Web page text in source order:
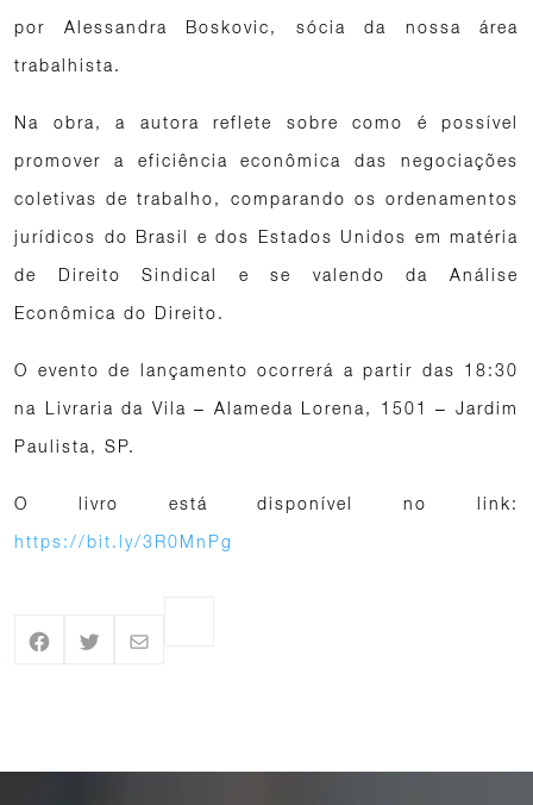
por Alessandra Boskovic, sócia da nossa área
trabalhista.
Na obra, a autora reflete sobre como é possível
promover a eficiência econômica das negociações
coletivas de trabalho, comparando os ordenamentos
jurídicos do Brasil e dos Estados Unidos em matéria
de Direito Sindical e se valendo da Análise
Econômica do Direito.
O evento de lançamento ocorrerá a partir das 18:30
na Livraria da Vila – Alameda Lorena, 1501 – Jardim
Paulista, SP.
O livro está disponível no link:
https://bit.ly/3R0MnPg